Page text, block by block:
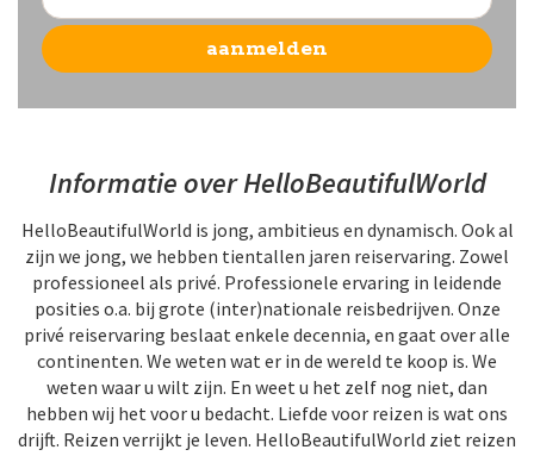
Informatie over HelloBeautifulWorld
HelloBeautifulWorld is jong, ambitieus en dynamisch. Ook al
zijn we jong, we hebben tientallen jaren reiservaring. Zowel
professioneel als privé. Professionele ervaring in leidende
posities o.a. bij grote (inter)nationale reisbedrijven. Onze
privé reiservaring beslaat enkele decennia, en gaat over alle
continenten. We weten wat er in de wereld te koop is. We
weten waar u wilt zijn. En weet u het zelf nog niet, dan
hebben wij het voor u bedacht. Liefde voor reizen is wat ons
drijft. Reizen verrijkt je leven. HelloBeautifulWorld ziet reizen